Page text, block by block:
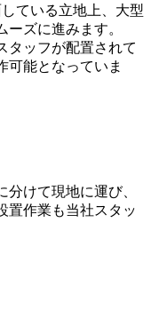
ている立地上、大型
ズに進みます。
タッフが配置されて
可能となっていま
けて現地に運び、
置作業も当社スタッ